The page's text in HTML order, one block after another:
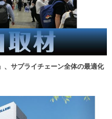
、サプライチェーン全体の最適化